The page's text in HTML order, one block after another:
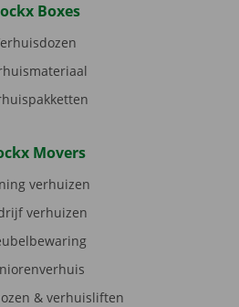
Boxes
Movers
verhuizen
verhuizen
& verhuisliften